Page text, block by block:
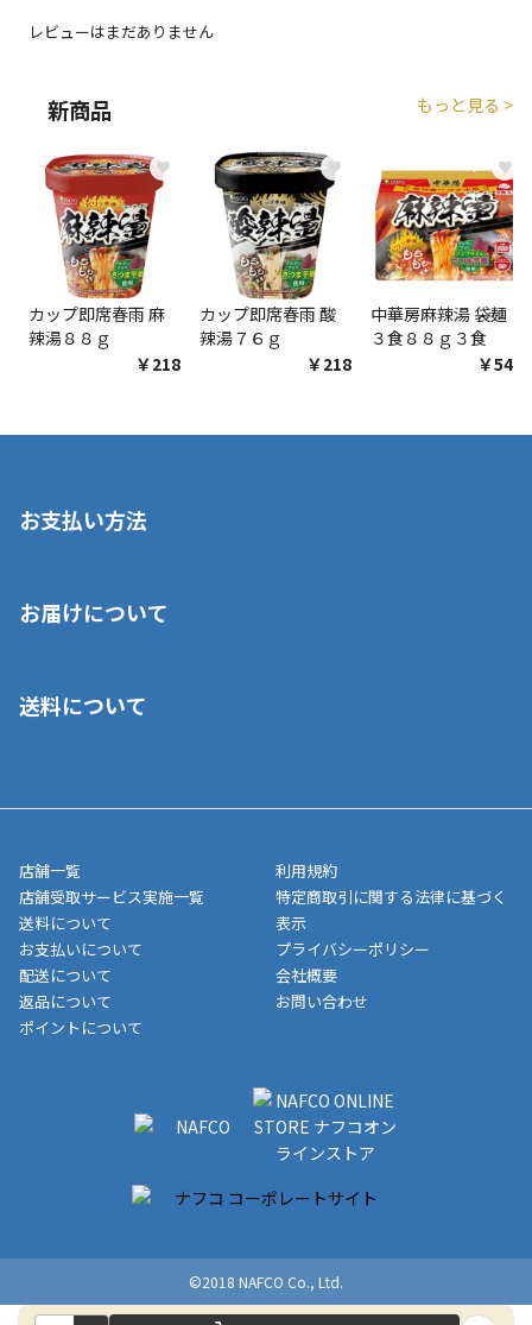
レビューはまだありません
新商品 もっと見る >
♥
カップ即席春雨 麻
辣湯８８ｇ
￥218
♥
カップ即席春雨 酸
辣湯７６ｇ
￥218
♥
中華房麻辣湯 袋麺
３食８８ｇ３食
￥548
お支払い方法
いいただくことはできません。ご了承ください。
■代金引換(代引)※手数料がかかります
■商品によっては一部決済方法が使用できない場合がございま
す。
お届けについて
ご注文が確認出来次第、1～4営業日に発送いたします。「お取り
業日にてお引渡しとなります。(離島などの場合、例外もあります)
メーカー直送品など一部商品については、その他商品との購入に
制限がかかる場合がございます。また発送日についても、通常と
異なる場合がございます。対象商品の説明ページをご確認くださ
い。
■店舗受取をご選択いただいた場合
ご注文が確認出来次第、お受取される店舗在庫を使用してご準備
をさせていただきます。店舗に在庫がない場合は店舗よりお取り
いただく場合がございます。店舗準備でのお渡しとなる為、商品
のみの受け渡しとなります。（箱や納品書は付属しておりませ
ん）店舗で準備が出来次第、メールにてご連絡させていただきま
送料について
店舗一覧
店舗受取サービス実施一覧
送料について
お支払いについて
配送について
返品について
ポイントについて
利用規約
特定商取引に関する法律に基づく
表示
プライバシーポリシー
会社概要
お問い合わせ
©2018 NAFCO Co., Ltd.